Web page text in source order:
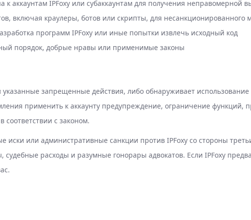
аккаунтам IPFoxy или субаккаунтам для получения неправомерной
включая краулеры, ботов или скрипты, для несанкционированного
программ IPFoxy или иные попытки извлечь исходный код
порядок, добрые нравы или применимые законы
запрещенные действия, либо обнаруживает
применить к аккаунту предупреждение, ограничение функций,
с законом.
или административные санкции против IPFoxy со стороны
расходы и разумные гонорары адвокатов. Если IPFoxy